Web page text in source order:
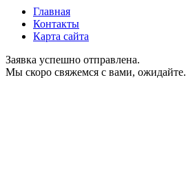
Главная
Контакты
Карта сайта
Заявка успешно отправлена.
Мы скоро свяжемся с вами, ожидайте.